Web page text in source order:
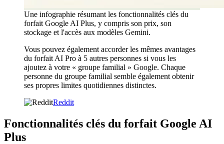
Une infographie résumant les fonctionnalités clés du
forfait Google AI Plus, y compris son prix, son
stockage et l'accès aux modèles Gemini.
Vous pouvez également accorder les mêmes avantages
du forfait AI Pro à 5 autres personnes si vous les
ajoutez à votre « groupe familial » Google. Chaque
personne du groupe familial semble également obtenir
ses propres limites quotidiennes distinctes.
Reddit
Fonctionnalités clés du forfait Google AI
Plus